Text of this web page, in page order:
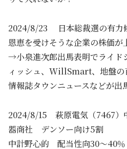
2024/8/23 日本総裁選の有力
恩恵を受けそうな企業の株価が
→小泉進次郎出馬表明でライド
ィッシュ、WillSmart、地盤の
情報誌タウンニュースなどが出
2024/8/15 萩原電気（7467）
器商社 デンソー向け5割
中計野心的 配当性向30～40